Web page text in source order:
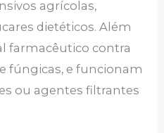
agrícolas,
dietéticos. Além
farmacêutico contra
fúngicas, e funcionam
ou agentes filtrantes